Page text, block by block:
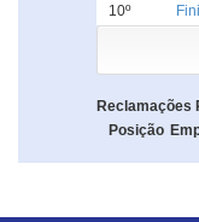
10º
Fini
Reclamações
Posição